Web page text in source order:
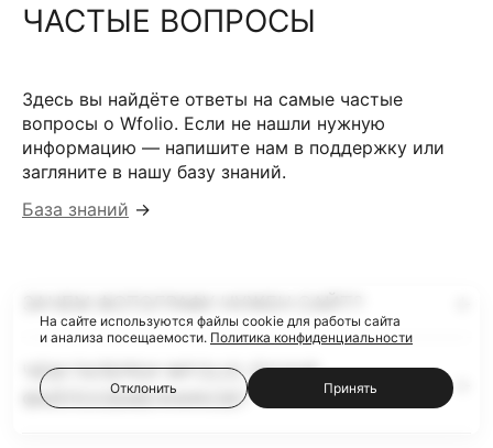
ЧАСТЫЕ ВОПРОСЫ
Здесь вы найдёте ответы на самые частые
вопросы о Wfolio. Если не нашли нужную
информацию — напишите нам в поддержку или
загляните в нашу базу знаний.
База знаний →
ЧЕМ ГАЛЕРЕИ WFOLIO ЛУЧШЕ
ФАЙЛООБМЕННИКОВ?
На сайте используются файлы cookie для работы сайта
и анализа посещаемости. Политика конфиденциальности
Отклонить Принять